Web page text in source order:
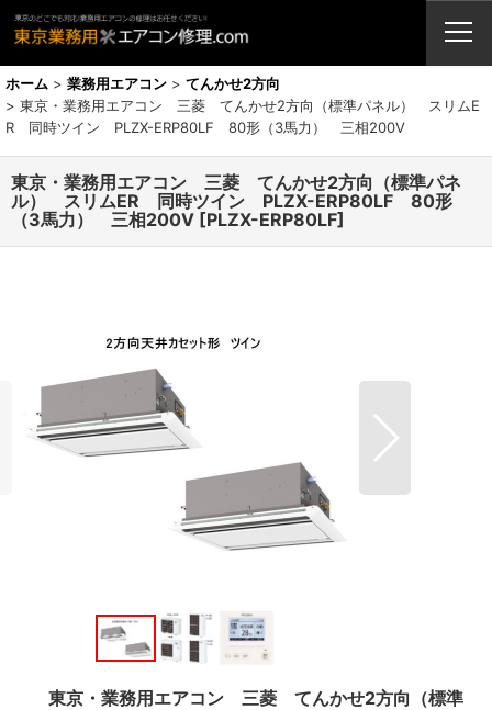
城）
ホーム > 業務用エアコン > てんかせ2方向
> 東京・業務用エアコン 三菱 てんかせ2方向（標準パネル） スリムE
R 同時ツイン PLZX-ERP80LF 80形（3馬力） 三相200V
東京・業務用エアコン 三菱 てんかせ2方向（標準パネ
ル） スリムER 同時ツイン PLZX-ERP80LF 80形
（3馬力） 三相200V [PLZX-ERP80LF]
東京・業務用エアコン 三菱 てんかせ2方向（標準